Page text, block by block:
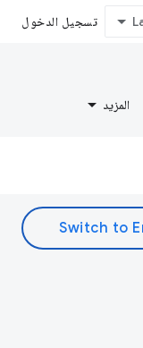
تسجيل الدخول
المزيد